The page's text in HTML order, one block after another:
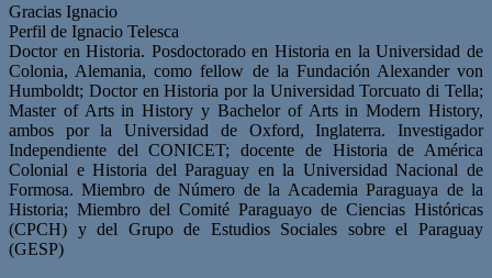
Gracias Ignacio
Perfil de Ignacio Telesca
Doctor en Historia. Posdoctorado en Historia en la Universidad de
Colonia, Alemania, como fellow de la Fundación Alexander von
Humboldt; Doctor en Historia por la Universidad Torcuato di Tella;
Master of Arts in History y Bachelor of Arts in Modern History,
ambos por la Universidad de Oxford, Inglaterra. Investigador
Independiente del CONICET; docente de Historia de América
Colonial e Historia del Paraguay en la Universidad Nacional de
Formosa. Miembro de Número de la Academia Paraguaya de la
Historia; Miembro del Comité Paraguayo de Ciencias Históricas
(CPCH) y del Grupo de Estudios Sociales sobre el Paraguay
(GESP)